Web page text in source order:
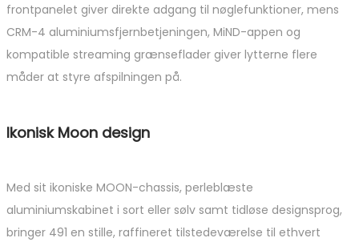
frontpanelet giver direkte adgang til nøglefunktioner, mens
CRM-4 aluminiumsfjernbetjeningen, MiND-appen og
kompatible streaming grænseflader giver lytterne flere
måder at styre afspilningen på.
Ikonisk Moon design
Med sit ikoniske MOON-chassis, perleblæste
aluminiumskabinet i sort eller sølv samt tidløse designsprog,
bringer 491 en stille, raffineret tilstedeværelse til ethvert